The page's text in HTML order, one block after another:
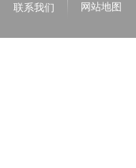
联系我们 网站地图